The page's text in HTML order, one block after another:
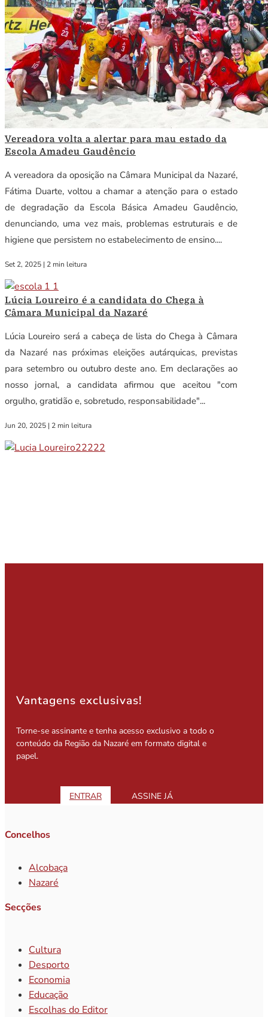
Vereadora volta a alertar para mau estado da
Escola Amadeu Gaudêncio
A vereadora da oposição na Câmara Municipal da Nazaré,
Fátima Duarte, voltou a chamar a atenção para o estado
de degradação da Escola Básica Amadeu Gaudêncio,
denunciando, uma vez mais, problemas estruturais e de
higiene que persistem no estabelecimento de ensino....
Set 2, 2025 | 2 min leitura
Lúcia Loureiro é a candidata do Chega à
Câmara Municipal da Nazaré
Lúcia Loureiro será a cabeça de lista do Chega à Câmara
da Nazaré nas próximas eleições autárquicas, previstas
para setembro ou outubro deste ano. Em declarações ao
nosso jornal, a candidata afirmou que aceitou "com
orgulho, gratidão e, sobretudo, responsabilidade"...
Jun 20, 2025 | 2 min leitura
Vantagens exclusivas!
Torne-se assinante e tenha acesso exclusivo a todo o
conteúdo da Região da Nazaré em formato digital e
papel.
ENTRAR ASSINE JÁ
Concelhos
Alcobaça
Nazaré
Secções
Cultura
Desporto
Economia
Educação
Escolhas do Editor